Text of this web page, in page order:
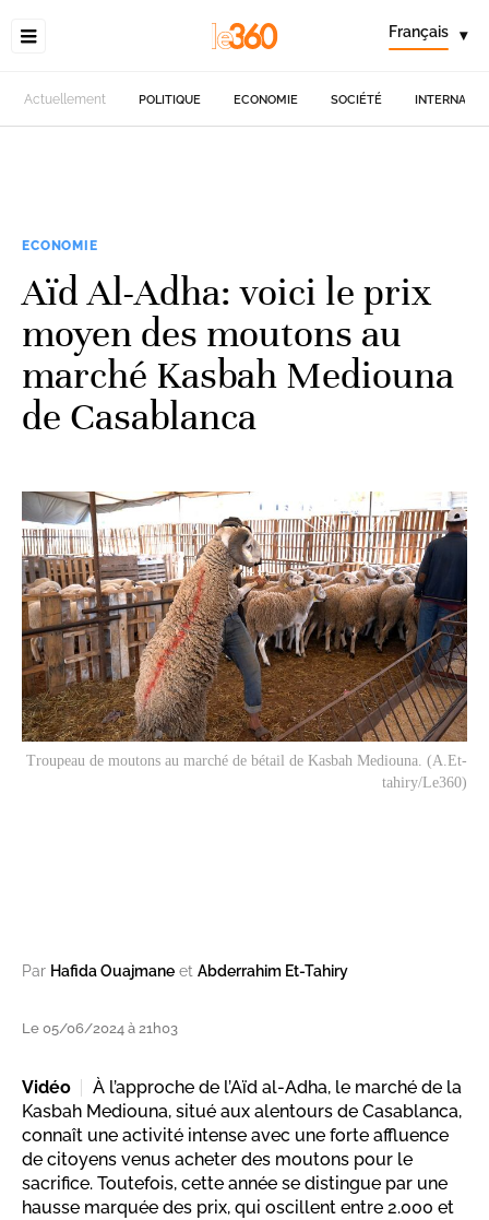
Français ▾
Actuellement POLITIQUE ECONOMIE SOCIÉTÉ
ECONOMIE
Aïd Al-Adha: voici le prix
moyen des moutons au
marché Kasbah Mediouna
de Casablanca
Troupeau de moutons au marché de bétail de Kasbah Mediouna. (A.Et-
tahiry/Le360)
Par Hafida Ouajmane et Abderrahim Et-Tahiry
Le 05/06/2024 à 21h03
Vidéo
À l’approche de l’Aïd al-Adha, le marché de la
Kasbah Mediouna, situé aux alentours de Casablanca,
connaît une activité intense avec une forte affluence
de citoyens venus acheter des moutons pour le
sacrifice. Toutefois, cette année se distingue par une
hausse marquée des prix, qui oscillent entre 2.000 et